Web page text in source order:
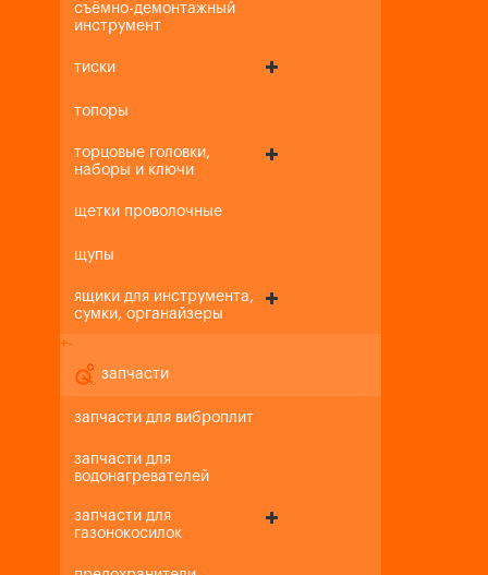
съёмно-демонтажный
инструмент
тиски
топоры
торцовые головки,
наборы и ключи
щетки проволочные
щупы
ящики для инструмента,
сумки, органайзеры
+-
запчасти
запчасти для виброплит
запчасти для
водонагревателей
запчасти для
газонокосилок